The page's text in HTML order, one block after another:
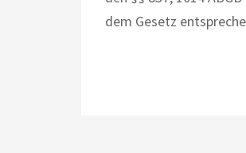
dem Gesetz